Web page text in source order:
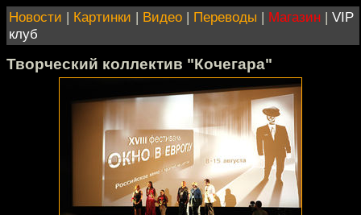
Новости | Картинки | Видео | Переводы | Магазин | VIP
клуб
Творческий коллектив "Кочегара"